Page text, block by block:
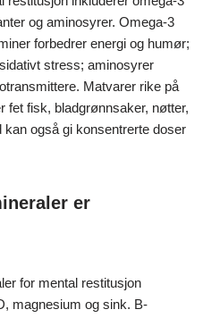
og aminosyrer. Omega-3
forbedrer energi og humør;
stress; aminosyrer
Matvarer rike på
fisk, bladgrønnsaker, nøtter,
også gi konsentrerte doser
er
for mental restitusjon
magnesium og sink. B-